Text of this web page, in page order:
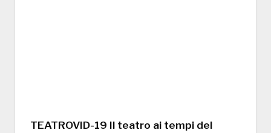
TEATROVID-19 Il teatro ai tempi del